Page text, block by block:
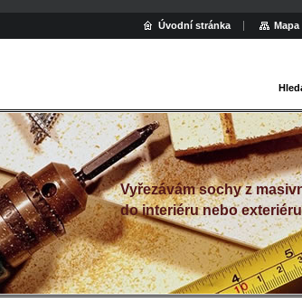
Vyřezávám sochy z
do interiéru nebo exteriéru
Úvodní stránka